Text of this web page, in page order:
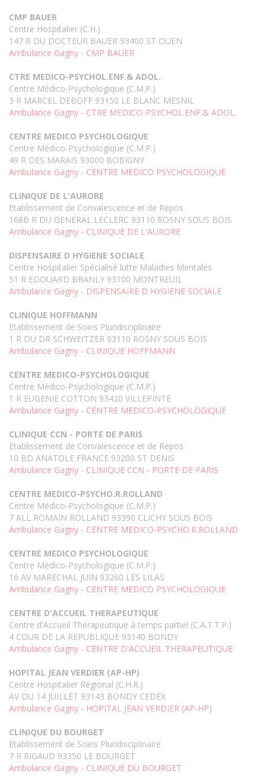
CMP BAUER
Centre Hospitalier (C.H.)
147 R DU DOCTEUR BAUER 93400 ST OUEN
Ambulance Gagny - CMP BAUER
CTRE MEDICO-PSYCHOL.ENF.& ADOL.
Centre Médico-Psychologique (C.M.P.)
3 R MARCEL DEBOFF 93150 LE BLANC MESNIL
Ambulance Gagny - CTRE MEDICO-PSYCHOL.ENF.& ADOL.
CENTRE MEDICO PSYCHOLOGIQUE
Centre Médico-Psychologique (C.M.P.)
49 R DES MARAIS 93000 BOBIGNY
Ambulance Gagny - CENTRE MEDICO PSYCHOLOGIQUE
CLINIQUE DE L'AURORE
Etablissement de Convalescence et de Repos
168B R DU GENERAL LECLERC 93110 ROSNY SOUS BOIS
Ambulance Gagny - CLINIQUE DE L'AURORE
DISPENSAIRE D HYGIENE SOCIALE
Centre Hospitalier Spécialisé lutte Maladies Mentales
51 R EDOUARD BRANLY 93100 MONTREUIL
Ambulance Gagny - DISPENSAIRE D HYGIENE SOCIALE
CLINIQUE HOFFMANN
Etablissement de Soins Pluridisciplinaire
1 R DU DR SCHWEITZER 93110 ROSNY SOUS BOIS
Ambulance Gagny - CLINIQUE HOFFMANN
CENTRE MEDICO-PSYCHOLOGIQUE
Centre Médico-Psychologique (C.M.P.)
1 R EUGENIE COTTON 93420 VILLEPINTE
Ambulance Gagny - CENTRE MEDICO-PSYCHOLOGIQUE
CLINIQUE CCN - PORTE DE PARIS
Etablissement de Convalescence et de Repos
10 BD ANATOLE FRANCE 93200 ST DENIS
Ambulance Gagny - CLINIQUE CCN - PORTE DE PARIS
CENTRE MEDICO-PSYCHO.R.ROLLAND
Centre Médico-Psychologique (C.M.P.)
7 ALL ROMAIN ROLLAND 93390 CLICHY SOUS BOIS
Ambulance Gagny - CENTRE MEDICO-PSYCHO.R.ROLLAND
CENTRE MEDICO PSYCHOLOGIQUE
Centre Médico-Psychologique (C.M.P.)
16 AV MARECHAL JUIN 93260 LES LILAS
Ambulance Gagny - CENTRE MEDICO PSYCHOLOGIQUE
CENTRE D'ACCUEIL THERAPEUTIQUE
Centre d'Accueil Thérapeutique à temps partiel (C.A.T.T.P.)
4 COUR DE LA REPUBLIQUE 93140 BONDY
Ambulance Gagny - CENTRE D'ACCUEIL THERAPEUTIQUE
HOPITAL JEAN VERDIER (AP-HP)
Centre Hospitalier Régional (C.H.R.)
AV DU 14 JUILLET 93143 BONDY CEDEX
Ambulance Gagny - HOPITAL JEAN VERDIER (AP-HP)
CLINIQUE DU BOURGET
Etablissement de Soins Pluridisciplinaire
7 R RIGAUD 93350 LE BOURGET
Ambulance Gagny - CLINIQUE DU BOURGET